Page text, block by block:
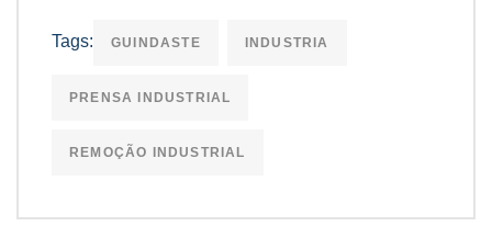
Tags: GUINDASTE INDUSTRIA
PRENSA INDUSTRIAL
REMOÇÃO INDUSTRIAL